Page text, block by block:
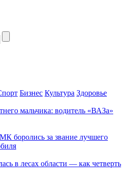
Бизнес Культура Здоровье
мальчика: водитель «ВАЗа»
боролись за звание лучшего
в лесах области — как четверть